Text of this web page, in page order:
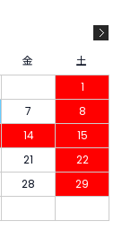
金
土
1
7
8
14
15
21
22
28
29